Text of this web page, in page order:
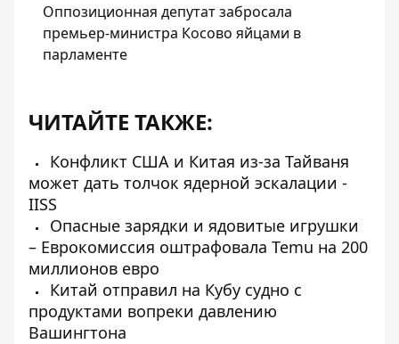
Оппозиционная депутат забросала
премьер-министра Косово яйцами в
парламенте
ЧИТАЙТЕ ТАКЖЕ:
Конфликт США и Китая из-за Тайваня
может дать толчок ядерной эскалации -
IISS
Опасные зарядки и ядовитые игрушки
– Еврокомиссия оштрафовала Temu на 200
миллионов евро
Китай отправил на Кубу судно с
продуктами вопреки давлению
Вашингтона